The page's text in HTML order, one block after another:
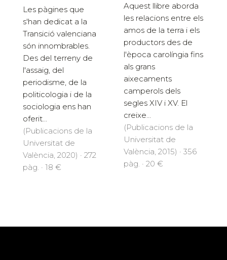
Les pàgines que
s'han dedicat a la
Transició valenciana
són innombrables.
Des del terreny de
l'assaig, del
periodisme, de la
politicologia i de la
sociologia ens han
oferit...
(Publicacions de la
Universitat de
València, 2020) · 272
pàg. · 18 €
Aquest llibre aborda
les relacions entre els
amos de la terra i els
productors des de
l'època carolíngia fins
als grans
aixecaments
camperols dels
segles XIV i XV. El
creixe...
(Publicacions de la
Universitat de
València, 2015) · 356
pàg. · 20 €